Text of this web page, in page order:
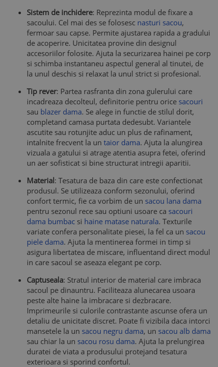
Sistem de inchidere: Reprezinta modul de fixare a
sacoului. Cel mai des se folosesc nasturi sacou,
fermoar sau capse. Permite ajustarea rapida a gradului
de acoperire. Unicitatea provine din designul
accesoriilor folosite. Ajuta la securizarea hainei pe corp
si schimba instantaneu aspectul general al tinutei, de
la unul deschis si relaxat la unul strict si profesional.
Tip rever: Partea rasfranta din zona gulerului care
incadreaza decolteul, definitorie pentru orice sacouri
sau blazer dama. Se alege in functie de stilul dorit,
completand camasa purtata dedesubt. Variantele
ascutite sau rotunjite aduc un plus de rafinament,
intalnite frecvent la un taior dama. Ajuta la alungirea
vizuala a gatului si atrage atentia asupra fetei, oferind
un aer sofisticat si bine structurat intregii aparitii.
Material: Tesatura de baza din care este confectionat
produsul. Se utilizeaza conform sezonului, oferind
confort termic, fie ca vorbim de un sacou lana dama
pentru sezonul rece sau optiuni usoare ca sacouri
dama bumbac si haine matase naturala. Texturile
variate confera personalitate piesei, la fel ca un sacou
piele dama. Ajuta la mentinerea formei in timp si
asigura libertatea de miscare, influentand direct modul
in care sacoul se aseaza elegant pe corp.
Captuseala: Stratul interior de material care imbraca
sacoul pe dinauntru. Faciliteaza alunecarea usoara
peste alte haine la imbracare si dezbracare.
Imprimeurile si culorile contrastante ascunse ofera un
detaliu de unicitate discret. Poate fi vizibila daca intorci
mansetele la un sacou negru dama, un sacou alb dama
sau chiar la un sacou rosu dama. Ajuta la prelungirea
duratei de viata a produsului protejand tesatura
exterioara si sporind confortul.